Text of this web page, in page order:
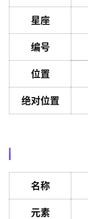
星座
编号
位置
绝对位置
名称
元素